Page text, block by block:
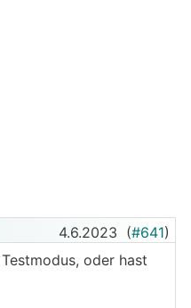
4.6.2023 (#641)
oder hast